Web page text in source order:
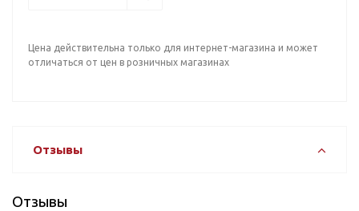
Цена действительна только для интернет-магазина и может
отличаться от цен в розничных магазинах
Отзывы
Отзывы